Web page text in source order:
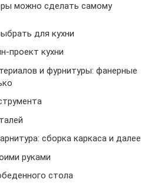
можно сделать самому
для кухни
проект кухни
и фурнитуры: фанерные
сборка каркаса и далее
руками
стола